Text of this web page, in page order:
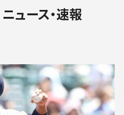
ュース・速報